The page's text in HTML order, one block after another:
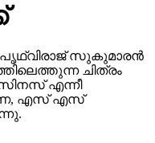
പൃഥ്വിരാജ് സുകുമാരൻ
ചിത്രം
എന്നീ
എസ് എസ്